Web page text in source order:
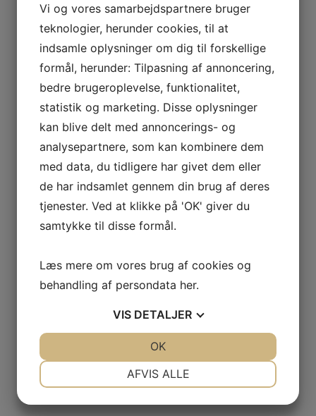
Helbredstillæg og
tilskud til
tandbehandling
Med almindeligt helbredstillæg kan du, i
nogle tilfælde, få tilskud til
tandlægebehandling. Vi hjælper gerne
med information og overslag, som du
kan aflevere til kommunen. Med udvidet
helbredstillæg kan du få tilskud til
tandproteser, som du ikke kan få tilskud
til efter sundhedsloven. Du får
tilskuddet som et engangsbeløb, og du
får udført behandlingen.
Læs om helbredstillæg
Vi og vores samarbejdspartnere bruger
teknologier, herunder cookies, til at
indsamle oplysninger om dig til forskellige
formål, herunder: Tilpasning af annoncering,
bedre brugeroplevelse, funktionalitet,
statistik og marketing. Disse oplysninger
kan blive delt med annoncerings- og
analysepartnere, som kan kombinere dem
med data, du tidligere har givet dem eller
de har indsamlet gennem din brug af deres
tjenester. Ved at klikke på 'OK' giver du
samtykke til disse formål.
Læs mere om vores brug af cookies og
behandling af persondata her.
VIS DETALJER
AFVIS ALLE
OK